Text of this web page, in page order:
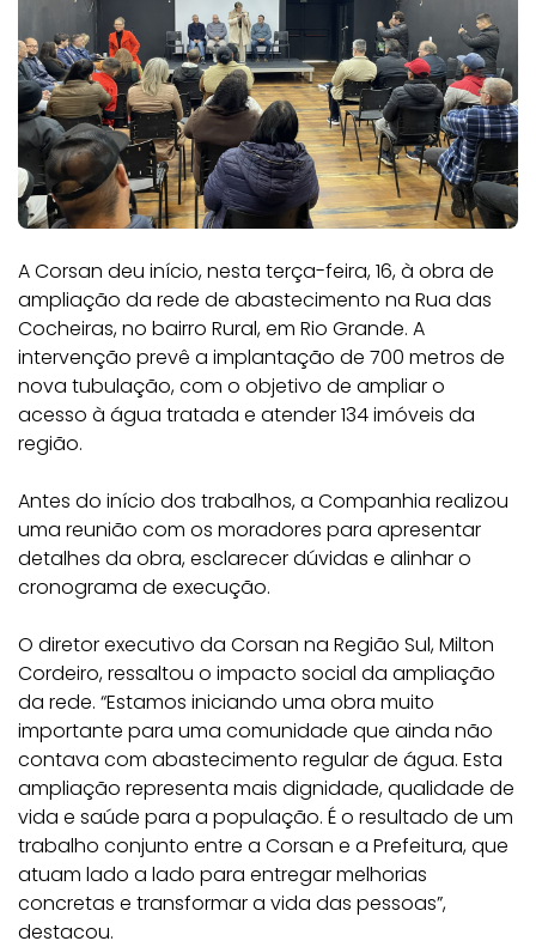
A Corsan deu início, nesta terça-feira, 16, à obra de
ampliação da rede de abastecimento na Rua das
Cocheiras, no bairro Rural, em Rio Grande. A
intervenção prevê a implantação de 700 metros de
nova tubulação, com o objetivo de ampliar o
acesso à água tratada e atender 134 imóveis da
região.
Antes do início dos trabalhos, a Companhia realizou
uma reunião com os moradores para apresentar
detalhes da obra, esclarecer dúvidas e alinhar o
cronograma de execução.
O diretor executivo da Corsan na Região Sul, Milton
Cordeiro, ressaltou o impacto social da ampliação
da rede. “Estamos iniciando uma obra muito
importante para uma comunidade que ainda não
contava com abastecimento regular de água. Esta
ampliação representa mais dignidade, qualidade de
vida e saúde para a população. É o resultado de um
trabalho conjunto entre a Corsan e a Prefeitura, que
atuam lado a lado para entregar melhorias
concretas e transformar a vida das pessoas”,
destacou.